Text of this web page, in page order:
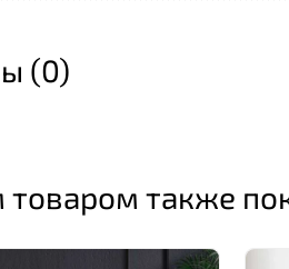
(0)
товаром также